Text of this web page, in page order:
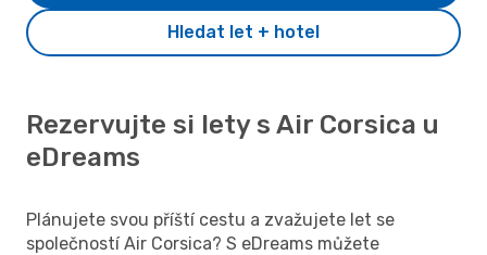
Hledat let + hotel
Rezervujte si lety s Air Corsica u
eDreams
Plánujete svou příští cestu a zvažujete let se
společností Air Corsica? S eDreams můžete